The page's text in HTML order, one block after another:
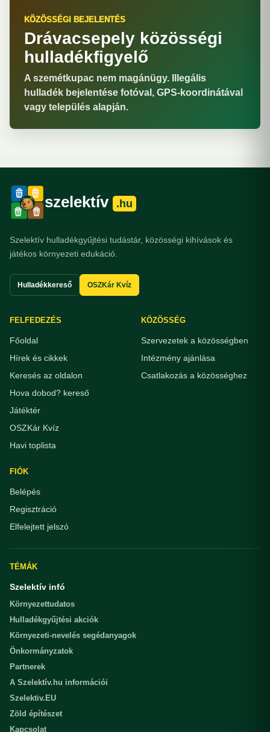
KÖZÖSSÉGI BEJELENTÉS
Drávacsepely közösségi
hulladékfigyelő
A szemétkupac nem magánügy. Illegális
hulladék bejelentése fotóval, GPS-koordinátával
vagy település alapján.
szelektív .hu
Szelektív hulladékgyűjtési tudástár, közösségi kihívások és
játékos környezeti edukáció.
Hulladékkereső OSZKár Kvíz
FELFEDEZÉS
Főoldal
Hírek és cikkek
Keresés az oldalon
Hova dobod? kereső
Játéktér
OSZKár Kvíz
Havi toplista
KÖZÖSSÉG
Szervezetek a közösségben
Intézmény ajánlása
Csatlakozás a közösséghez
FIÓK
Belépés
Regisztráció
Elfelejtett jelszó
TÉMÁK
Szelektív infó
Környezettudatos
Hulladékgyűjtési akciók
Környezeti-nevelés segédanyagok
Önkormányzatok
Partnerek
A Szelektív.hu információi
Szelektiv.EU
Zöld építészet
Kapcsolat